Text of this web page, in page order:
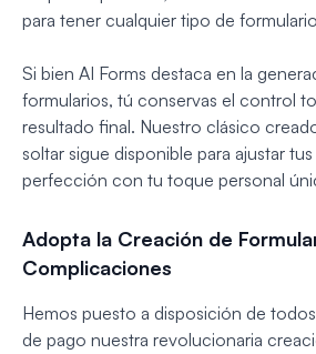
para tener cualquier tipo de
Si bien AI Forms destaca en la
formularios, tú conservas el control
resultado final. Nuestro clásico
soltar sigue disponible para ajustar
perfección con tu toque personal
Adopta la Creación de
Complicaciones
Hemos puesto a disposición de
de pago nuestra revolucionaria